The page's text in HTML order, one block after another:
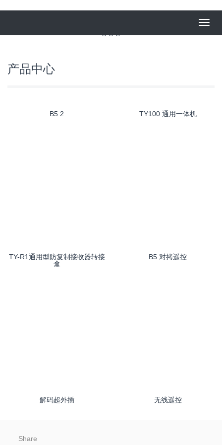
产品中心
B5 2 TY100 通用一体机
TY-R1通用型防复制接收器转接
盒
B5 对拷遥控
解码超外插 无线遥控
Share